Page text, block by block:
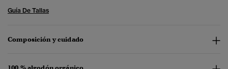
Guía De Tallas
Composición y cuidado